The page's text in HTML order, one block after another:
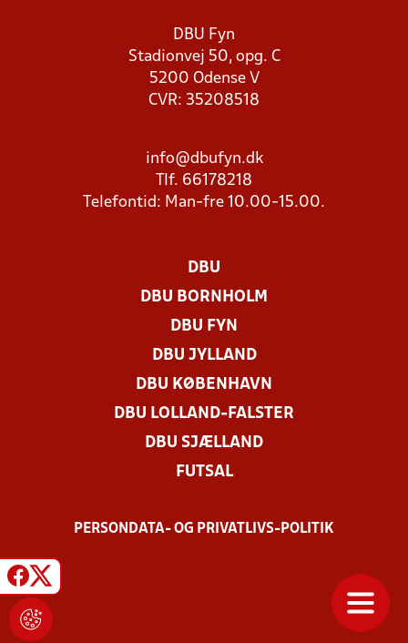
DBU Fyn
Stadionvej 50, opg. C
5200 Odense V
CVR: 35208518
info@dbufyn.dk
Tlf. 66178218
Telefontid: Man-fre 10.00-15.00.
DBU
DBU BORNHOLM
DBU FYN
DBU JYLLAND
DBU KØBENHAVN
DBU LOLLAND-FALSTER
DBU SJÆLLAND
FUTSAL
PERSONDATA- OG PRIVATLIVS-POLITIK